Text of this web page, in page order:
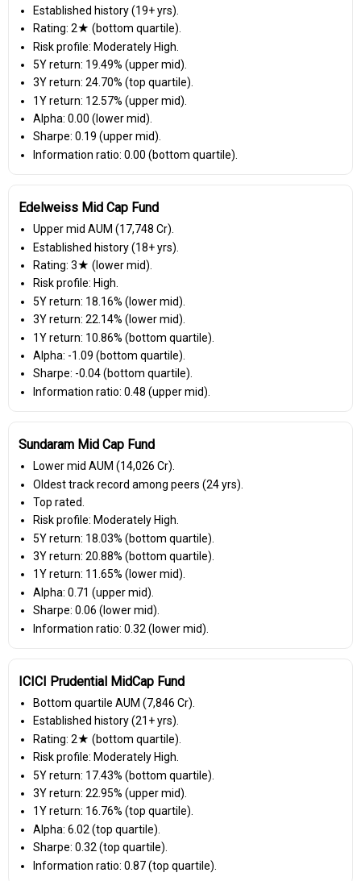
Established history (19+ yrs).
Rating: 2★ (bottom quartile).
Risk profile: Moderately High.
5Y return: 19.49% (upper mid).
3Y return: 24.70% (top quartile).
1Y return: 12.57% (upper mid).
Alpha: 0.00 (lower mid).
Sharpe: 0.19 (upper mid).
Information ratio: 0.00 (bottom quartile).
Edelweiss Mid Cap Fund
Upper mid AUM (₹17,748 Cr).
Established history (18+ yrs).
Rating: 3★ (lower mid).
Risk profile: High.
5Y return: 18.16% (lower mid).
3Y return: 22.14% (lower mid).
1Y return: 10.86% (bottom quartile).
Alpha: -1.09 (bottom quartile).
Sharpe: -0.04 (bottom quartile).
Information ratio: 0.48 (upper mid).
Sundaram Mid Cap Fund
Lower mid AUM (₹14,026 Cr).
Oldest track record among peers (24 yrs).
Top rated.
Risk profile: Moderately High.
5Y return: 18.03% (bottom quartile).
3Y return: 20.88% (bottom quartile).
1Y return: 11.65% (lower mid).
Alpha: 0.71 (upper mid).
Sharpe: 0.06 (lower mid).
Information ratio: 0.32 (lower mid).
ICICI Prudential MidCap Fund
Bottom quartile AUM (₹7,846 Cr).
Established history (21+ yrs).
Rating: 2★ (bottom quartile).
Risk profile: Moderately High.
5Y return: 17.43% (bottom quartile).
3Y return: 22.95% (upper mid).
1Y return: 16.76% (top quartile).
Alpha: 6.02 (top quartile).
Sharpe: 0.32 (top quartile).
Information ratio: 0.87 (top quartile).